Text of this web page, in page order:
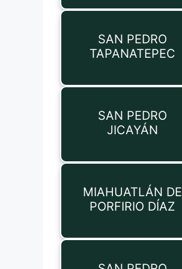
SAN PEDRO
TAPANATEPEC
SAN PEDRO
JICAYÁN
MIAHUATLÁN DE
PORFIRIO DÍAZ